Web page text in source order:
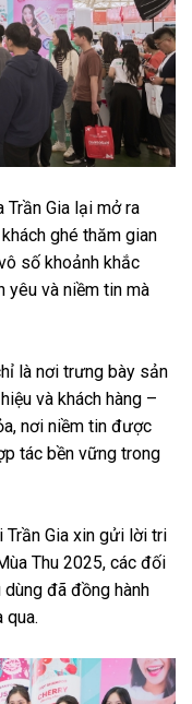
Trần Gia lại mở ra
ghé thăm gian
số khoảnh khắc
yêu và niềm tin mà
là nơi trưng bày sản
và khách hàng –
nơi niềm tin được
tác bền vững trong
Trần Gia xin gửi lời tri
Thu 2025, các đối
đã đồng hành
qua.